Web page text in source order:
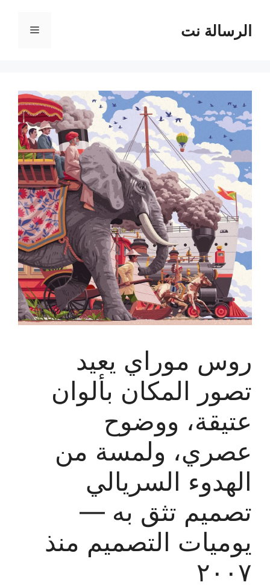
المحتوىالرسالة نت القائمة
روس موراي يعيد
تصور المكان بألوان
عتيقة، ووضوح
عصري، ولمسة من
الهدوء السريالي
تصميم تثق به —
يوميات التصميم منذ
٢٠٠٧